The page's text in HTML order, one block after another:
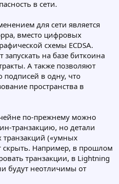
в сети.
для сети является
вместо цифровых
схемы ECDSA.
на базе биткоина
А также позволяют
подписей в одну, что
пространства в
по-прежнему можно
транзакцию, но детали
транзакций («умных
скрыть. Например, в прошлом
транзакции, в Lightning
будут неотличимы от